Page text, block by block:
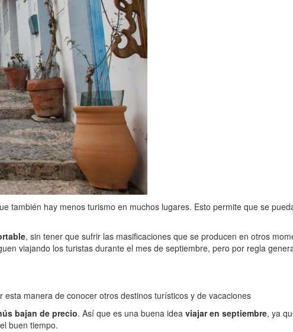
también hay menos turismo en muchos lugares. Esto permite que se
, sin tener que sufrir las masificaciones que se producen en otros
viajando los turistas durante el mes de septiembre, pero por regla
manera de conocer otros destinos turísticos y de vacaciones
bajan de precio. Así que es una buena idea viajar en septiembre, ya
buen tiempo.